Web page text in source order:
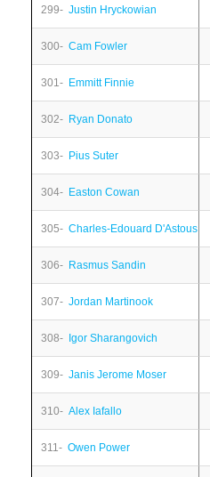
299- Justin Hryckowian
300- Cam Fowler
301- Emmitt Finnie
302- Ryan Donato
303- Pius Suter
304- Easton Cowan
305- Charles-Edouard D'Astous
306- Rasmus Sandin
307- Jordan Martinook
308- Igor Sharangovich
309- Janis Jerome Moser
310- Alex Iafallo
311- Owen Power